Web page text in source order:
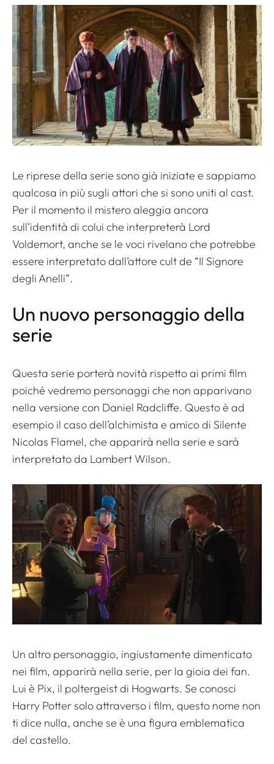
Le riprese della serie sono già iniziate e sappiamo
qualcosa in più sugli attori che si sono uniti al cast.
Per il momento il mistero aleggia ancora
sull’identità di colui che interpreterà Lord
Voldemort, anche se le voci rivelano che potrebbe
essere interpretato dall’attore cult de “Il Signore
degli Anelli”.
Un nuovo personaggio della
serie
Questa serie porterà novità rispetto ai primi film
poiché vedremo personaggi che non apparivano
nella versione con Daniel Radcliffe. Questo è ad
esempio il caso dell’alchimista e amico di Silente
Nicolas Flamel, che apparirà nella serie e sarà
interpretato da Lambert Wilson.
Un altro personaggio, ingiustamente dimenticato
nei film, apparirà nella serie, per la gioia dei fan.
Lui è Pix, il poltergeist di Hogwarts. Se conosci
Harry Potter solo attraverso i film, questo nome non
ti dice nulla, anche se è una figura emblematica
del castello.